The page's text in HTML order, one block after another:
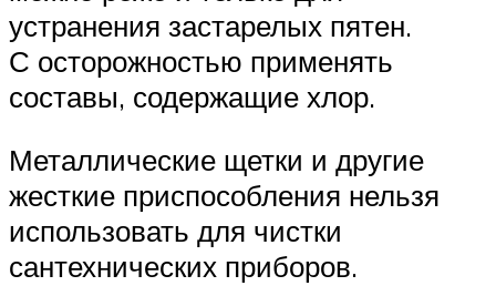
устранения застарелых пятен.
С осторожностью применять
составы, содержащие хлор.
Металлические щетки и другие
жесткие приспособления нельзя
использовать для чистки
сантехнических приборов.